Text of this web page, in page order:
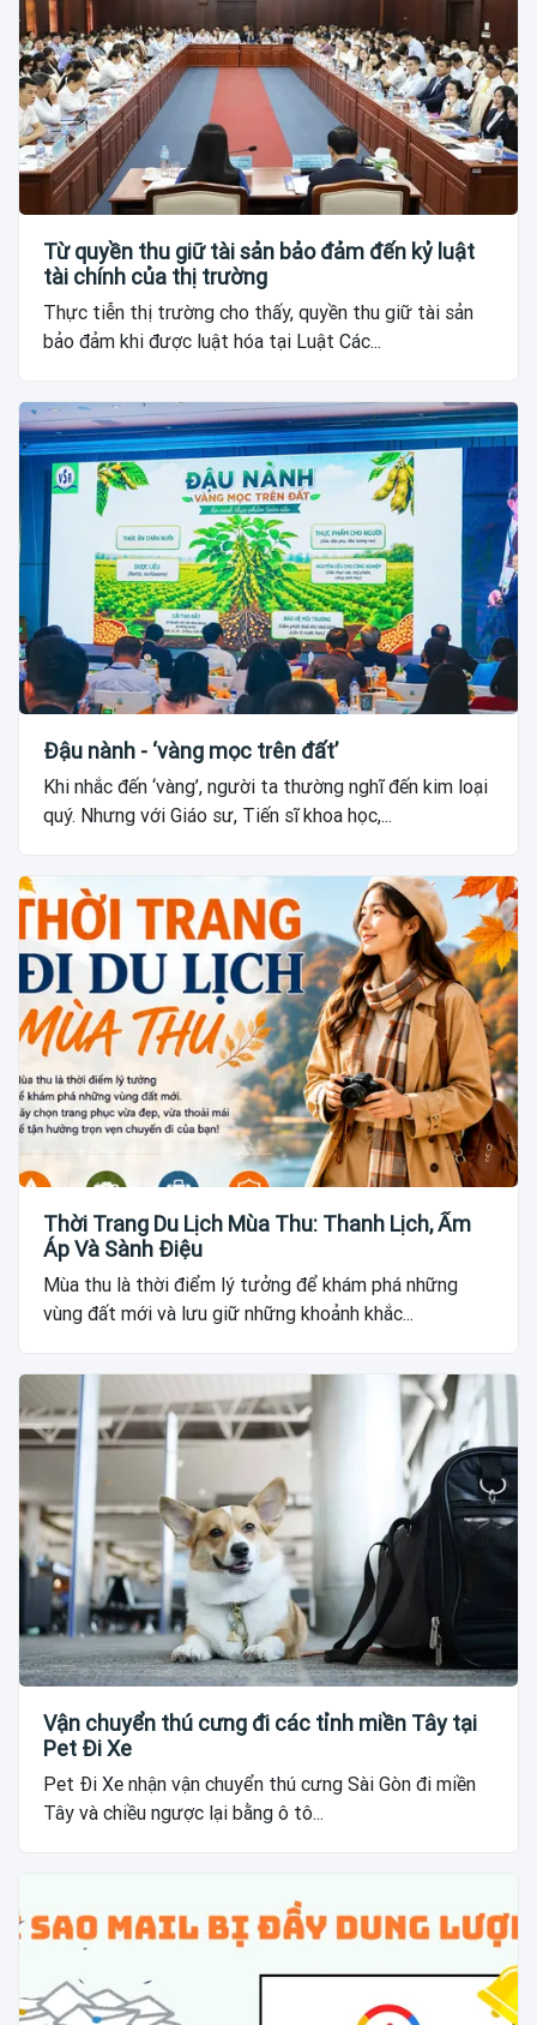
Từ quyền thu giữ tài sản bảo đảm đến kỷ luật
tài chính của thị trường
Thực tiễn thị trường cho thấy, quyền thu giữ tài sản
bảo đảm khi được luật hóa tại Luật Các...
Đậu nành - ‘vàng mọc trên đất’
Khi nhắc đến ‘vàng’, người ta thường nghĩ đến kim loại
quý. Nhưng với Giáo sư, Tiến sĩ khoa học,...
Thời Trang Du Lịch Mùa Thu: Thanh Lịch, Ấm
Áp Và Sành Điệu
Mùa thu là thời điểm lý tưởng để khám phá những
vùng đất mới và lưu giữ những khoảnh khắc...
Vận chuyển thú cưng đi các tỉnh miền Tây tại
Pet Đi Xe
Pet Đi Xe nhận vận chuyển thú cưng Sài Gòn đi miền
Tây và chiều ngược lại bằng ô tô...